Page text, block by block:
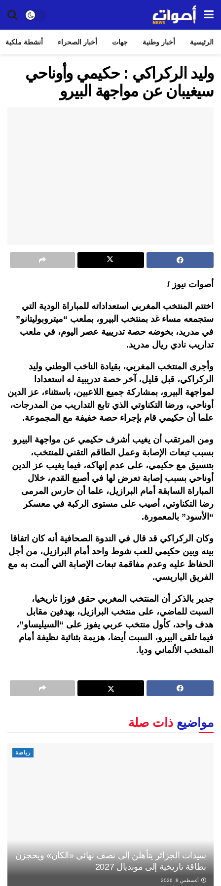
الرئيسية أخبار وطنية جهات أخبار الصحراء أنشطة ملكية
وليد الركراكي : حكيمي وأوناحي
سيغيبان عن مواجهة البيرو
أصوات نيوز /
اختتم المنتخب المغربي استعداداته للمباراة الودية التي
ستجمعه مساء غد بمنتخب البيرو، بملعب “ميتروبوليتانو”
في مدريد، بخوضه حصة تدريبية عصر اليوم، في ملعب
تداريب نادي ريال مدريد.
وأجرى المنتخب المغربي، بقيادة الناخب الوطني وليد
الركراكي، قبل قليل، آخر حصة تدريبية له استعدادا
لمواجهة البيرو، بمشاركة جميع اللاعبين، باستثناء، عز الدين
أوناحي، ورضا التكناوتي الذي تابع التداريب من المدرجات،
علما أن حكيمي قام بإجراء حصة خفيفة مع المجموعة.
ومن المرتقب أن يغيب أشرف حكيمي عن مواجهة البيرو
بسبب تبعات الإصابة وعمل الطاقم التقني للمنتخب،
بتنسيق مع حكيمي، على عدم إنهاكه، فيما يغيب عز الدين
أوناحي بسبب إصابة تعرض لها في أصبع القدم، خلال
المباراة السابقة أمام البرازيل، علما أن حارس المرمى
رضا التكناوتي، أصيب على مستوى الركبة في معسكر
“الأسود” بالمعمورة.
وكان الركراكي قد قال في الندوة الصحافية أنه كان اتفاقا
بينه وبين حكيمي للعب شوط واحد أمام البرازيل، من أجل
الحفاظ عليه وعدم مفاقمة تبعات الإصابة التي ألمت به مع
الفريق الباريسي.
جدير بالذكر أن المنتخب المغربي حقق فوزا تاريخيا،
السبت للماضي، على منتخب البرازيل، بهدفين مقابل
هدف واحد، كأول منتخب عربي يفوز على “السيليساو”،
فيما تلقى البيرو، السبت أيضا، هزيمة بثنائية نظيفة أمام
المنتخب الألماني وديا.
مواضيع ذات صلة
رياضة
سيدات الجزائر يتأهلن إلى نصف نهائي «الكان» ويحجزن
بطاقة تاريخية إلى مونديال 2027
أغسطس 8, 2026